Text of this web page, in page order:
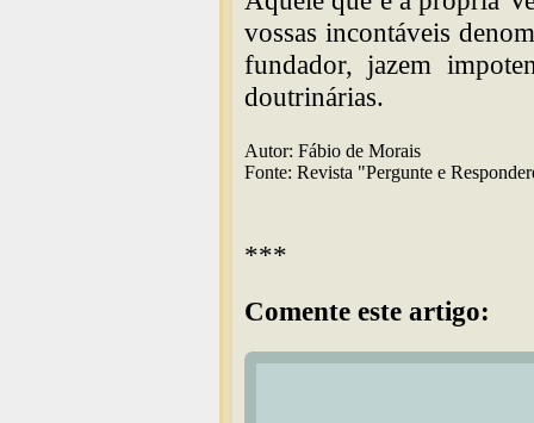
vossas incontáveis
fundador, jazem
doutrinárias.
Autor: Fábio de Morais
Fonte: Revista "Pergunte e
***
Comente este artigo: